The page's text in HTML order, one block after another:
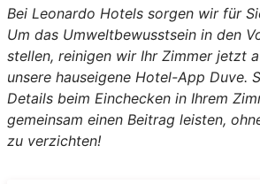
Bei Leonardo Hotels sorgen wir für
Um das Umweltbewusstsein in den
stellen, reinigen wir Ihr Zimmer jetzt
unsere hauseigene Hotel-App Duve.
Details beim Einchecken in Ihrem
gemeinsam einen Beitrag leisten,
zu verzichten!